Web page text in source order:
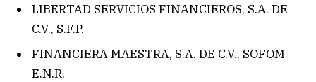
LIBERTAD SERVICIOS FINANCIEROS, S.A. DE
C.V., S.F.P.
FINANCIERA MAESTRA, S.A. DE C.V., SOFOM
E.N.R.